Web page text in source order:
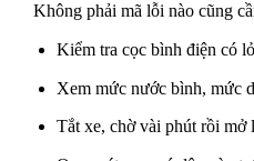
Không phải mã lỗi nào cũng
Kiểm tra cọc bình điện có
Xem mức nước bình, mức
Tắt xe, chờ vài phút rồi mở